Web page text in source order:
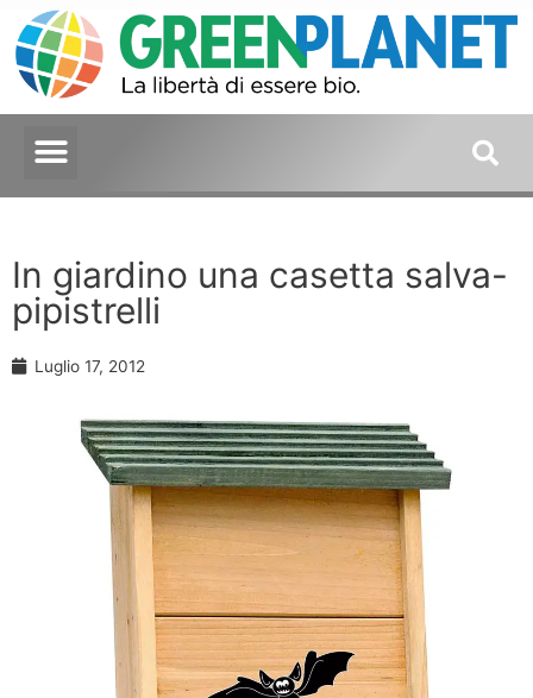
In giardino una casetta salva-
pipistrelli
Luglio 17, 2012